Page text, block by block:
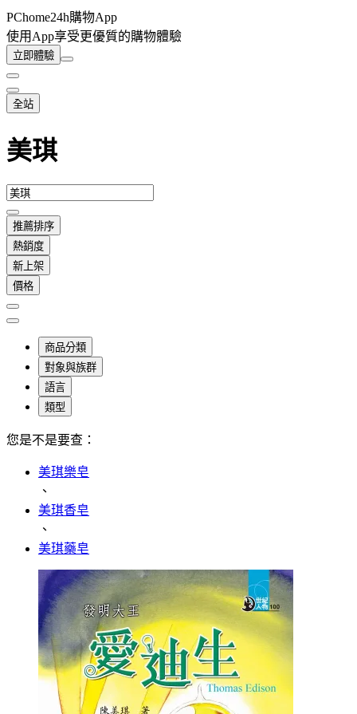
PChome24h購物App
使用App享受更優質的購物體驗
立即體驗
全站
美琪
推薦排序
熱銷度
新上架
價格
商品分類
對象與族群
語言
類型
您是不是要查：
美琪樂皂
、
美琪香皂
、
美琪藥皂